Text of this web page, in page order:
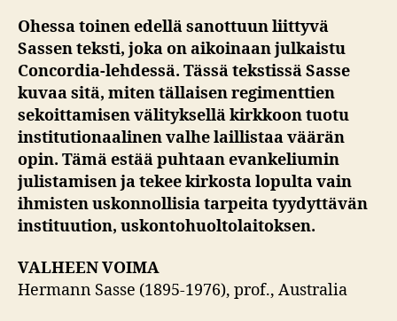
Ohessa toinen edellä sanottuun liittyvä
Sassen teksti, joka on aikoinaan julkaistu
Concordia-lehdessä. Tässä tekstissä Sasse
kuvaa sitä, miten tällaisen regimenttien
sekoittamisen välityksellä kirkkoon tuotu
institutionaalinen valhe laillistaa väärän
opin. Tämä estää puhtaan evankeliumin
julistamisen ja tekee kirkosta lopulta vain
ihmisten uskonnollisia tarpeita tyydyttävän
instituution, uskontohuoltolaitoksen.
VALHEEN VOIMA
Hermann Sasse (1895-1976), prof., Australia